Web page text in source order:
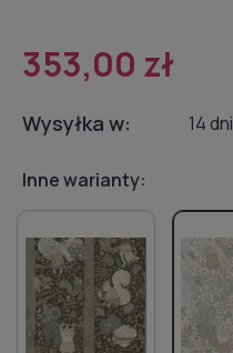
353,00 zł
Wysyłka w: 14 dni
Inne warianty: